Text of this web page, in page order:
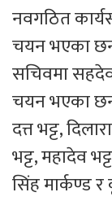
नवगठित
चयन भएका
सचिवमा सहदेव
चयन भएका
दत्त भट्ट,
भट्ट, महादेव
सिंह मार्कण्ड